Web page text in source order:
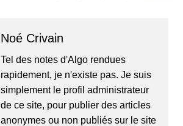
Noé Crivain
Tel des notes d'Algo rendues
rapidement, je n'existe pas. Je suis
simplement le profil administrateur
de ce site, pour publier des articles
anonymes ou non publiés sur le site